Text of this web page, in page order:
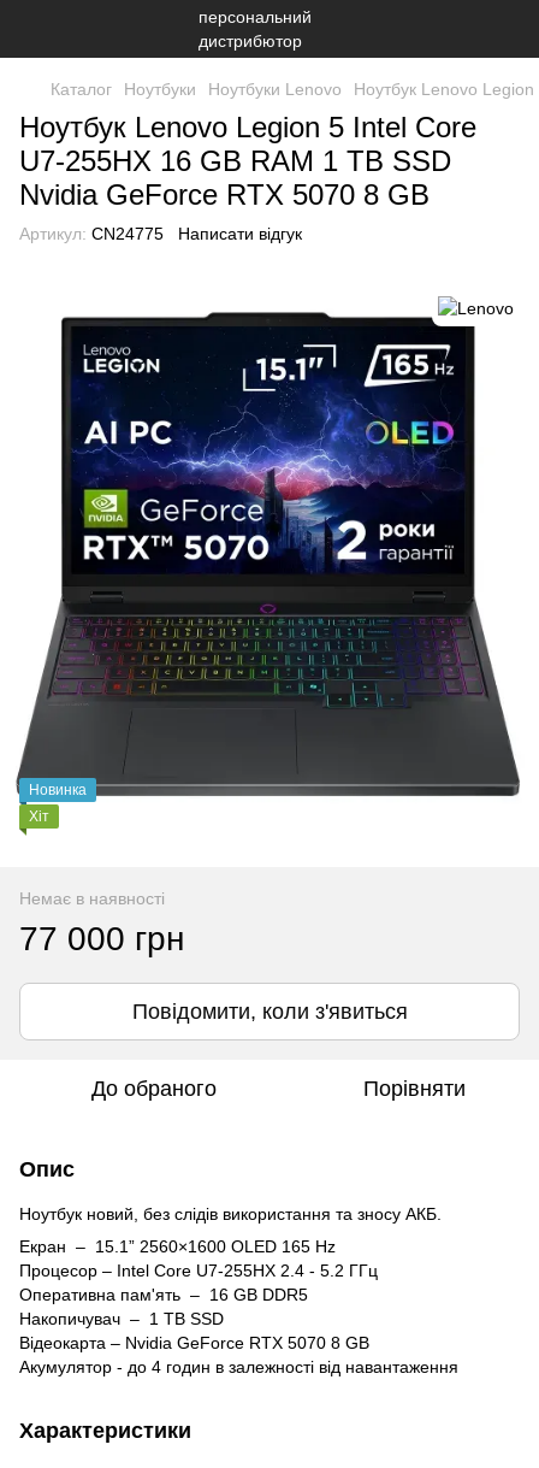
Каталог Ноутбуки Ноутбуки Lenovo Ноутбук Lenovo
Ноутбук Lenovo Legion 5 Intel Core
U7-255HX 16 GB RAM 1 TB SSD
Nvidia GeForce RTX 5070 8 GB
Артикул: CN24775 Написати відгук
Новинка
Хіт
Немає в наявності
77 000 грн
Повідомити, коли з'явиться
До обраного Порівняти
Опис
Ноутбук новий, без слідів використання та зносу АКБ.
Екран – 15.1” 2560×1600 OLED 165 Hz
Процесор – Intel Core U7-255HX 2.4 - 5.2 ГГц
Оперативна пам'ять – 16 GB DDR5
Накопичувач – 1 TB SSD
Відеокарта – Nvidia GeForce RTX 5070 8 GB
Акумулятор - до 4 годин в залежності від навантаження
Характеристики